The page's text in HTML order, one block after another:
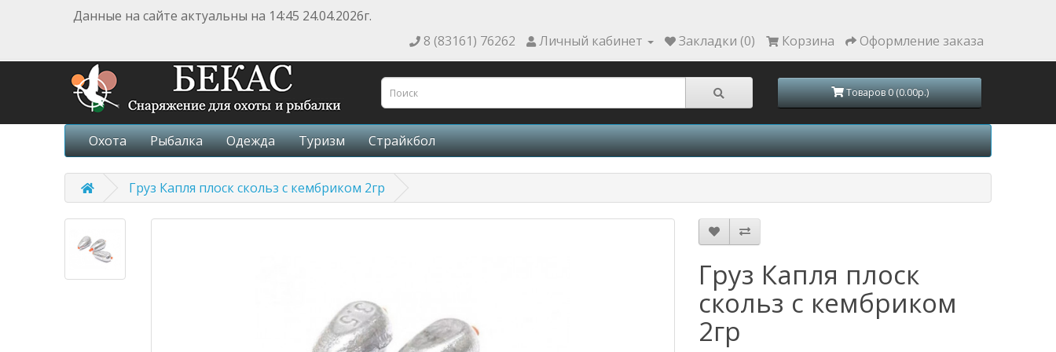
Данные на сайте актуальны на 14:45 24.04.2026г.
8 (83161) 76262
Личный кабинет Закладки (0) Корзина Оформление заказа
Товаров 0 (0.00р.)
Охота Рыбалка Одежда Туризм Страйкбол
Груз Капля плоск скольз с кембриком 2гр
Груз Капля плоск
скольз с кембриком
2гр